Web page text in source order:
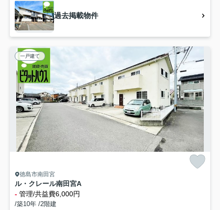
過去掲載物件
一戸建て
徳島市南田宮
ル・クレール南田宮A
- 管理/共益費6,000円
/築10年 /2階建